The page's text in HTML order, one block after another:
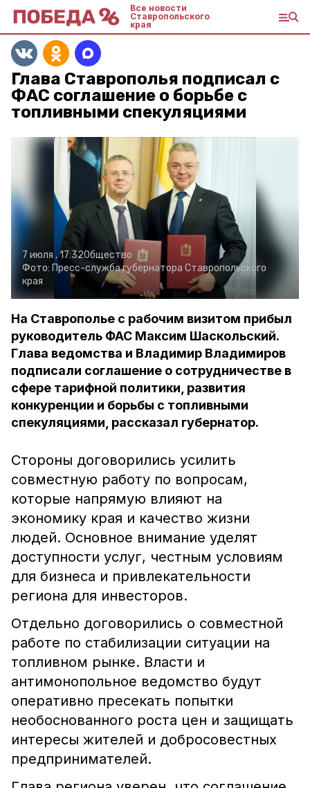
Все новости
Ставропольского
края
Глава Ставрополья подписал с
ФАС соглашение о борьбе с
топливными спекуляциями
7 июля , 17:32Общество
Фото: Пресс-служба губернатора Ставропольского
края
На Ставрополье с рабочим визитом прибыл
руководитель ФАС Максим Шаскольский.
Глава ведомства и Владимир Владимиров
подписали соглашение о сотрудничестве в
сфере тарифной политики, развития
конкуренции и борьбы с топливными
спекуляциями, рассказал губернатор.
Стороны договорились усилить
совместную работу по вопросам,
которые напрямую влияют на
экономику края и качество жизни
людей. Основное внимание уделят
доступности услуг, честным условиям
для бизнеса и привлекательности
региона для инвесторов.
Отдельно договорились о совместной
работе по стабилизации ситуации на
топливном рынке. Власти и
антимонопольное ведомство будут
оперативно пресекать попытки
необоснованного роста цен и защищать
интересы жителей и добросовестных
предпринимателей.